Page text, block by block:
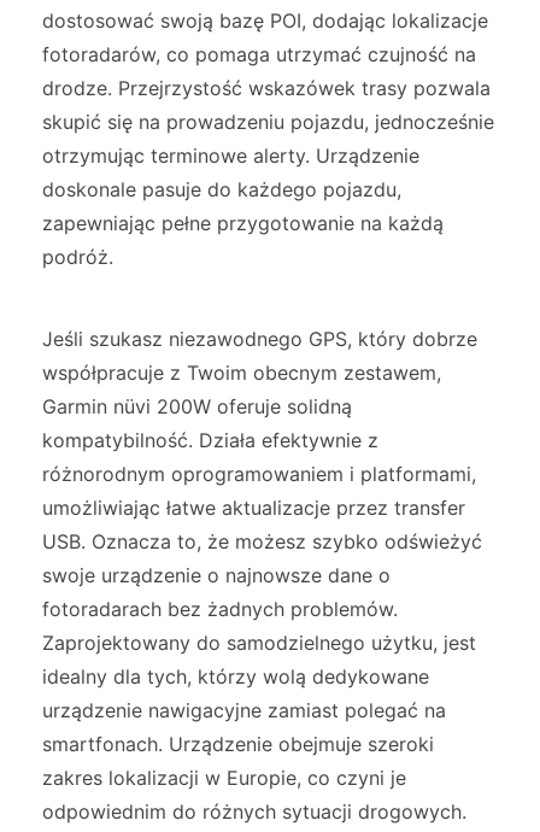
dostosować swoją bazę POI, dodając lokalizacje
fotoradarów, co pomaga utrzymać czujność na
drodze. Przejrzystość wskazówek trasy pozwala
skupić się na prowadzeniu pojazdu, jednocześnie
otrzymując terminowe alerty. Urządzenie
doskonale pasuje do każdego pojazdu,
zapewniając pełne przygotowanie na każdą
podróż.
Jeśli szukasz niezawodnego GPS, który dobrze
współpracuje z Twoim obecnym zestawem,
Garmin nüvi 200W oferuje solidną
kompatybilność. Działa efektywnie z
różnorodnym oprogramowaniem i platformami,
umożliwiając łatwe aktualizacje przez transfer
USB. Oznacza to, że możesz szybko odświeżyć
swoje urządzenie o najnowsze dane o
fotoradarach bez żadnych problemów.
Zaprojektowany do samodzielnego użytku, jest
idealny dla tych, którzy wolą dedykowane
urządzenie nawigacyjne zamiast polegać na
smartfonach. Urządzenie obejmuje szeroki
zakres lokalizacji w Europie, co czyni je
odpowiednim do różnych sytuacji drogowych.